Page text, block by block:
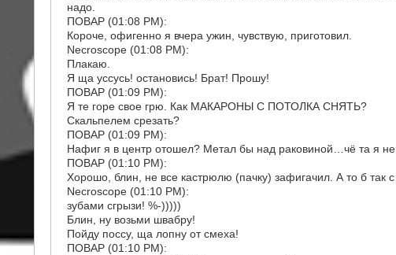
надо.
ПОВАР (01:08 PM):
Короче, офигенно я вчера ужин, чувствую, приготовил.
Necroscope (01:08 PM):
Плакаю.
Я ща уссусь! остановись! Брат! Прошу!
ПОВАР (01:09 PM):
Я те горе свое грю. Как МАКАРОНЫ С ПОТОЛКА СНЯТЬ?
Скальпелем срезать?
ПОВАР (01:09 PM):
Нафиг я в центр отошел? Метал бы над раковиной…чё та я
ПОВАР (01:10 PM):
Хорошо, блин, не все кастрюлю (пачку) зафигачил. А то б так
Necroscope (01:10 PM):
зубами сгрызи! %-)))))
Блин, ну возьми швабру!
Пойду поссу, ща лопну от смеха!
ПОВАР (01:10 PM):